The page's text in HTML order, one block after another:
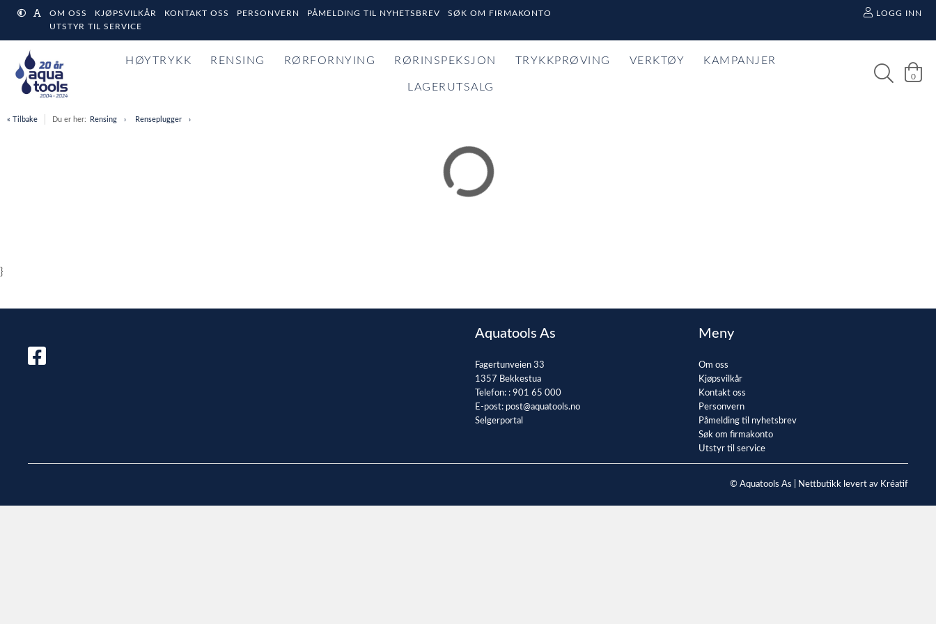
OM OSS KJØPSVILKÅR KONTAKT OSS PERSONVERN PÅMELDING TIL NYHETSBREV
SØK OM FIRMAKONTO
UTSTYR TIL SERVICE
LOGG INN
HØYTRYKK RENSING RØRFORNYING RØRINSPEKSJON TRYKKPRØVING VERKTØY KAMPANJER
LAGERUTSALG
0
« Tilbake Du er her: Rensing Renseplugger
}
Aquatools As
Fagertunveien 33
1357 Bekkestua
Telefon: : 901 65 000
E-post: post@aquatools.no
Selgerportal
Meny
Om oss
Kjøpsvilkår
Kontakt oss
Personvern
Påmelding til nyhetsbrev
Søk om firmakonto
Utstyr til service
© Aquatools As | Nettbutikk levert av Kréatif